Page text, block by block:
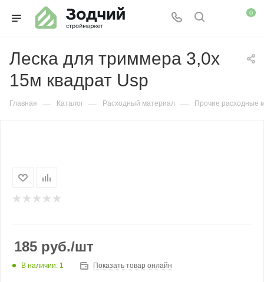
0
Леска для триммера 3,0х
15м квадрат Usp
Главная — Каталог — Расходный материал — Прочие расходные
185 руб./шт
В наличии: 1 Показать товар онлайн